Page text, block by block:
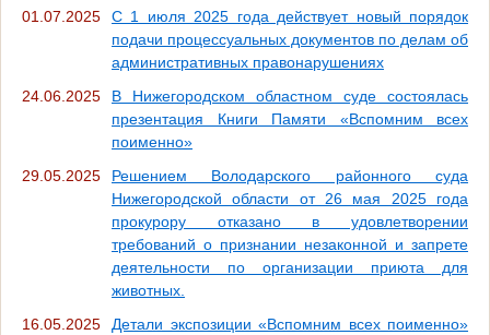
01.07.2025
С 1 июля 2025 года действует новый порядок
подачи процессуальных документов по делам об
административных правонарушениях
24.06.2025
В Нижегородском областном суде состоялась
презентация Книги Памяти «Вспомним всех
поименно»
29.05.2025
Решением Володарского районного суда
Нижегородской области от 26 мая 2025 года
прокурору отказано в удовлетворении
требований о признании незаконной и запрете
деятельности по организации приюта для
животных.
16.05.2025
Детали экспозиции «Вспомним всех поименно»